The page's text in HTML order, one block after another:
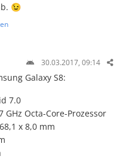
😉
30.03.2017, 09:14
Galaxy S8:
7.0
GHz Octa-Core-Prozessor
x 8,0 mm